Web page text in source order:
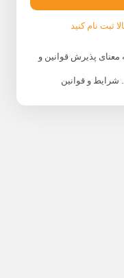
ثبت نام کنید
معنای پذیرش قوانین و
شرایط و قوانین